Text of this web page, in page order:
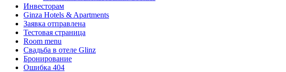
Инвесторам
Ginza Hotels & Apartments
Заявка отправлена
Тестовая страница
Room menu
Свадьба в отеле Glinz
Бронирование
Ошибка 404